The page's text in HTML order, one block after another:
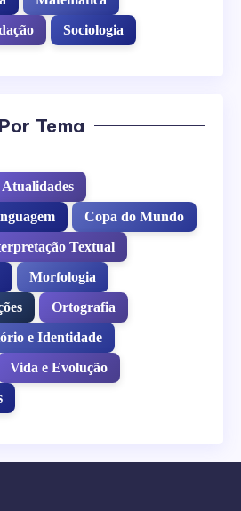
Sociologia
Por Tema
Atualidades
Copa do Mundo
Textual
Morfologia
Ortografia
e Identidade
Vida e Evolução